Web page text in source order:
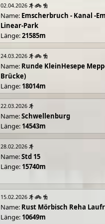
02.04.2026
Name: Emscherbruch - Kanal -
Linear-Park
Länge:21585m
24.03.2026
Name: Runde KleinHesepe
Brücke)
Länge: 18014m
22.03.2026
Name:Schwellenburg
Länge: 14543m
28.02.2026
Name:Std 15
Länge: 15740m
15.02.2026
Name: Rust Mörbisch Reha
Länge: 10649m